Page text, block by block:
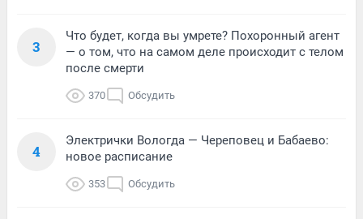
3
Что будет, когда вы умрете? Похоронный агент
— о том, что на самом деле происходит с телом
после смерти
370 Обсудить
4
Электрички Вологда — Череповец и Бабаево:
новое расписание
353 Обсудить